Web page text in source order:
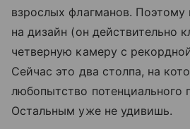
взрослых флагманов. Поэтому
на дизайн (он действительно
четверную камеру с
Сейчас это два столпа, на
любопытство потенциального
Остальным уже не удивишь.